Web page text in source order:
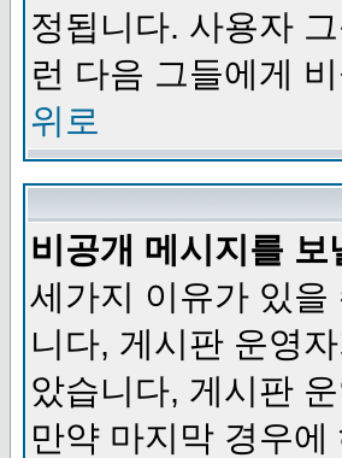
정됩니다. 사용자
런 다음 그들에게
위로
비공개 메시지를 보
세가지 이유가 있
니다, 게시판 운영
았습니다, 게시판
만약 마지막 경우